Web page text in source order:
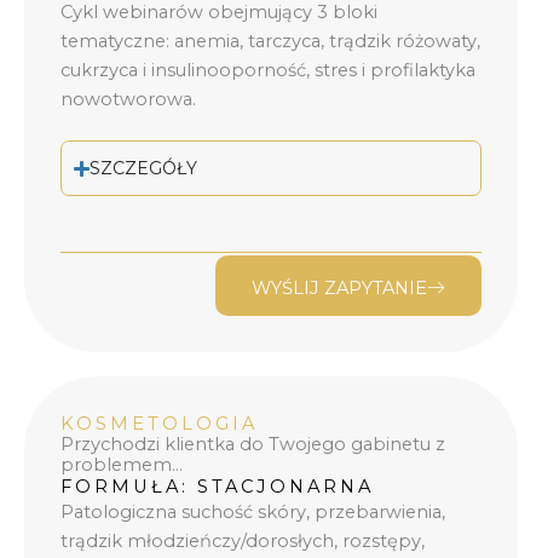
Cykl webinarów obejmujący 3 bloki
tematyczne: anemia, tarczyca, trądzik różowaty,
cukrzyca i insulinooporność, stres i profilaktyka
nowotworowa.
SZCZEGÓŁY
WYŚLIJ ZAPYTANIE
KOSMETOLOGIA
Przychodzi klientka do Twojego gabinetu z
problemem…
FORMUŁA: STACJONARNA
Patologiczna suchość skóry, przebarwienia,
trądzik młodzieńczy/dorosłych, rozstępy,